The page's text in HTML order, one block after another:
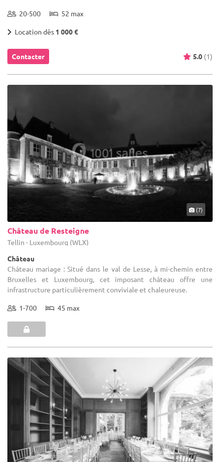
20-500 52 max
Location dès 1 000 €
Contacter 5.0 (1)
(7)
Château de Resteigne
Tellin - Luxembourg (WLX)
Château
Château mariage : Situé dans le val de Lesse, à mi-chemin entre
Bruxelles et Luxembourg, cet imposant château offre une
infrastructure particulièrement conviviale et chaleureuse.
1-700 45 max